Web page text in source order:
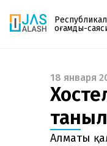
қоғамдық-
Газетке
PDF форматтағы
поштаңызға алып
шыққан сәтте сізге
енгізіңіз, біз
18 января
Алматы